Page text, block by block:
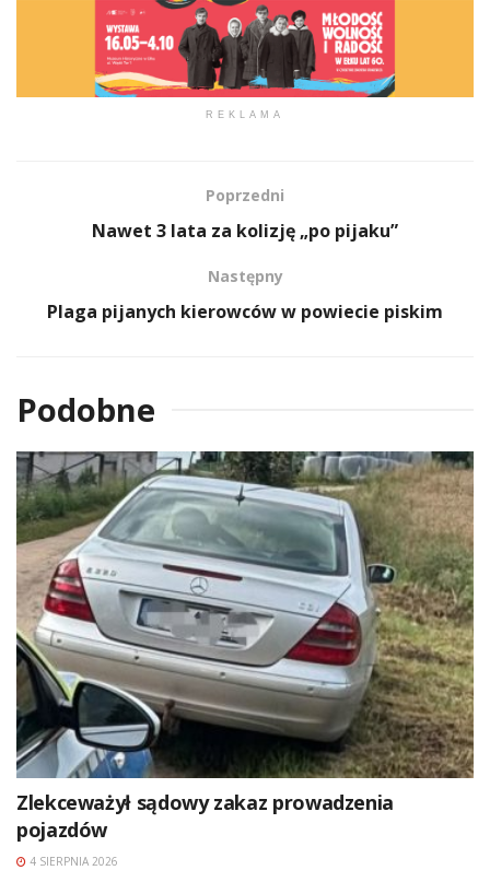
REKLAMA
Poprzedni
Nawet 3 lata za kolizję „po pijaku”
Następny
Plaga pijanych kierowców w powiecie piskim
Podobne
Zlekceważył sądowy zakaz prowadzenia
pojazdów
4 SIERPNIA 2026